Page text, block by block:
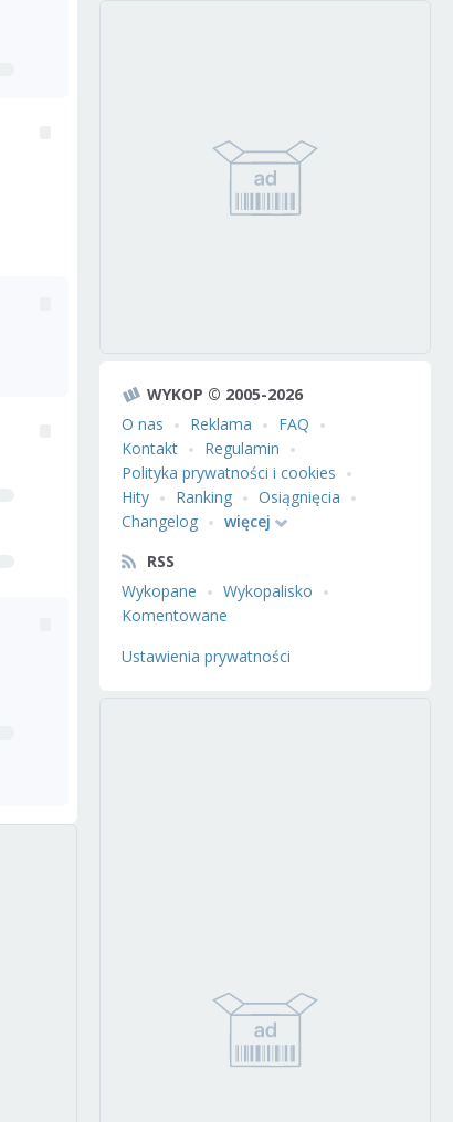
WYKOP © 2005-2026
O nas
Reklama
FAQ
Kontakt
Regulamin
Polityka prywatności i cookies
Hity
Ranking
Osiągnięcia
Changelog
więcej
RSS
Wykopane
Wykopalisko
Komentowane
Ustawienia prywatności